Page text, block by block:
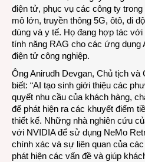
điện tử, phục vụ các công ty
mô lớn, truyền thông 5G, ôtô, di
dùng và y tế. Họ đang hợp tác
tính năng RAG cho các ứng dụng
điện tử công nghiệp.
Ông Anirudh Devgan, Chủ tịch và
biết: “AI tạo sinh giới thiệu các
quyết nhu cầu của khách hàng,
để phát hiện ra các khuyết điểm
thiết kế. Những nhà nghiên cứu
với NVIDIA để sử dụng NeMo
chính xác và sự liên quan của
phát hiện các vấn đề và giúp